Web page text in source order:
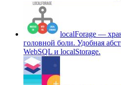
localForage —
головной боли. Удобная
WebSQL и localStorage.